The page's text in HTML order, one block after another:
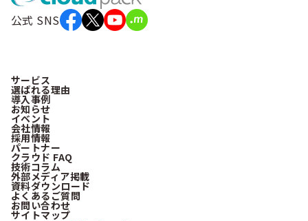
公式 SNS
サービス
選ばれる理由
導入事例
お知らせ
イベント
会社情報
採用情報
パートナー
クラウド FAQ
技術コラム
外部メディア掲載
資料ダウンロード
よくあるご質問
お問い合わせ
サイトマップ